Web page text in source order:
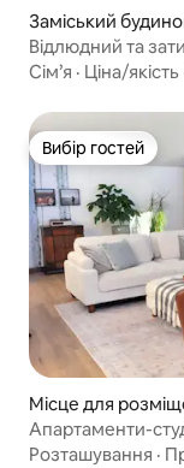
Заміський
Відлюдний та
Сім’я · Ціна/якість
Вибір гостей
Вибір гостей
Місце для
Апартаменти-
Розташування ·